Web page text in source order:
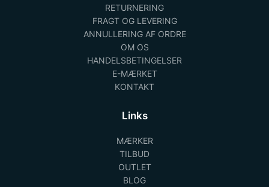
RETURNERING
FRAGT OG LEVERING
ANNULLERING AF ORDRE
OM OS
HANDELSBETINGELSER
E-MÆRKET
KONTAKT
Links
MÆRKER
TILBUD
OUTLET
BLOG